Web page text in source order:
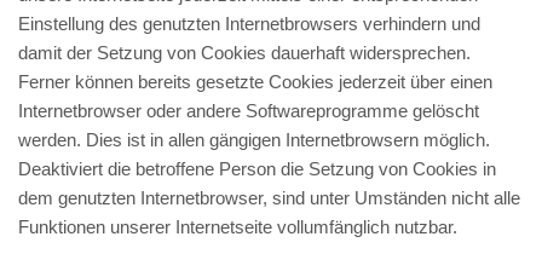
Einstellung des genutzten Internetbrowsers verhindern und
damit der Setzung von Cookies dauerhaft widersprechen.
Ferner können bereits gesetzte Cookies jederzeit über einen
Internetbrowser oder andere Softwareprogramme gelöscht
werden. Dies ist in allen gängigen Internetbrowsern möglich.
Deaktiviert die betroffene Person die Setzung von Cookies in
dem genutzten Internetbrowser, sind unter Umständen nicht alle
Funktionen unserer Internetseite vollumfänglich nutzbar.